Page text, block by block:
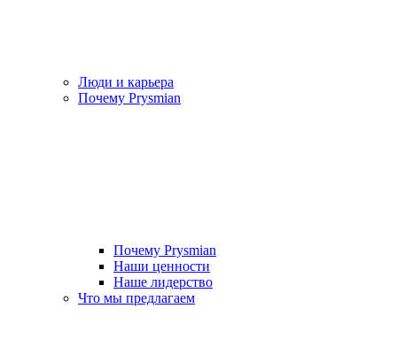
Люди и карьера
Почему Prysmian
Почему Prysmian
Наши ценности
Наше лидерство
Что мы предлагаем